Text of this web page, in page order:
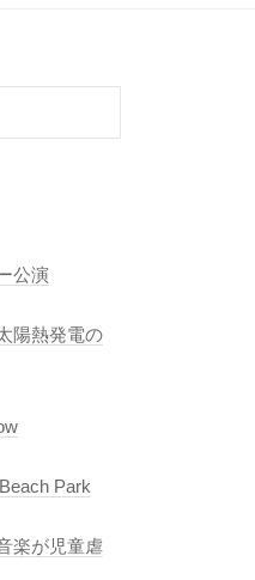
公演
陽熱発電の
Park
楽が児童虐